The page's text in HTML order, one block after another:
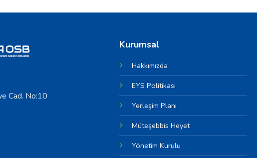
Cad. No:10
Kurumsal
Hakkımızda
EYS Politikası
Yerleşim Planı
Müteşebbis Heyet
Yönetim Kurulu